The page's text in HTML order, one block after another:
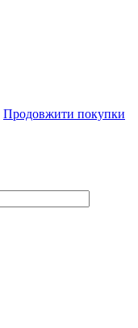
Продовжити покупки